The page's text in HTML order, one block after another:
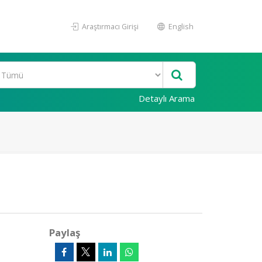
Araştırmacı Girişi English
Detaylı Arama
Paylaş